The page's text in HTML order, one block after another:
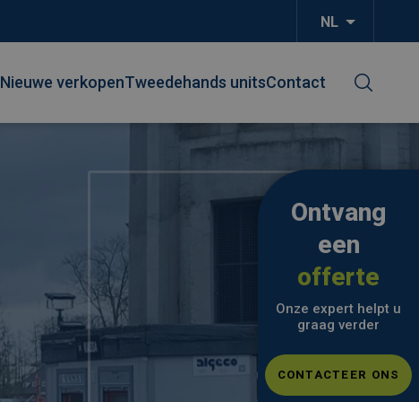
NL
Nieuwe verkopenTweedehands unitsContact
Ontvang
een
offerte
Onze expert helpt u
graag verder
CONTACTEER ONS